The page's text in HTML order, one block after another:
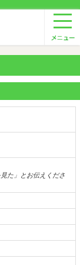
た」とお伝えくださ